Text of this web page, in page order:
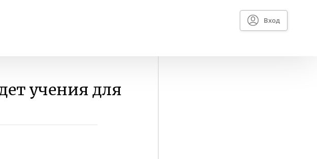
Вход
учения для